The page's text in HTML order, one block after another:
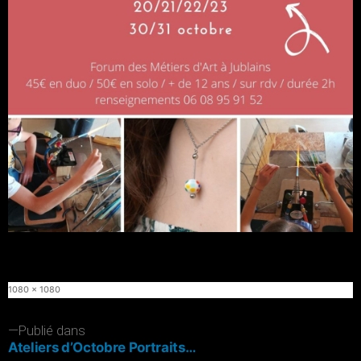
Taille
1080 × 1080
Navigation
Publié dans
Ateliers d’Octobre Portraits…